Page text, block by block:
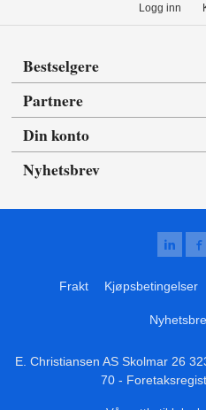
Logg inn
Bestselgere
Partnere
Din konto
Nyhetsbrev
Frakt Kjøpsbetingelser
E. Christiansen AS Skolmar 26
70-